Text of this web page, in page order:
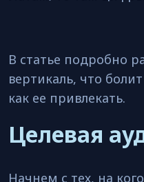
В статье подробно
вертикаль, что
как ее привлекать.
Целевая
Начнем с тех, на